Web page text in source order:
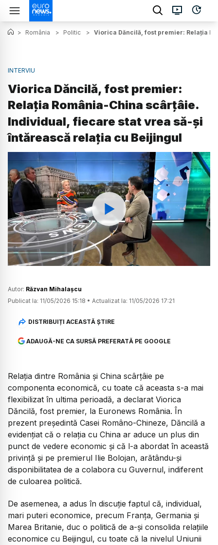
> România > Politic > Viorica Dăncilă, fost premier: Relația
INTERVIU
Viorica Dăncilă, fost premier:
Relația România-China scârțâie.
Individual, fiecare stat vrea să-și
întărească relația cu Beijingul
Watch
Autor: Răzvan Mihalașcu
Publicat la: 11/05/2026 15:18 • Actualizat la: 11/05/2026 17:21
DISTRIBUIȚI ACEASTĂ ȘTIRE
ADAUGĂ-NE CA SURSĂ PREFERATĂ PE GOOGLE
Relația dintre România și China scârțâie pe
componenta economică, cu toate că aceasta s-a mai
flexibilizat în ultima perioadă, a declarat Viorica
Dăncilă, fost premier, la Euronews România. În
prezent președintă Casei Româno-Chineze, Dăncilă a
evidențiat că o relația cu China ar aduce un plus din
punct de vedere economic și că l-a abordat în această
privință și pe premierul Ilie Bolojan, arătându-și
disponibilitatea de a colabora cu Guvernul, indiferent
de culoarea politică.
De asemenea, a adus în discuție faptul că, individual,
mari puteri economice, precum Franța, Germania și
Marea Britanie, duc o politică de a-și consolida relațiile
economice cu Beijingul, cu toate că la nivelul Uniunii